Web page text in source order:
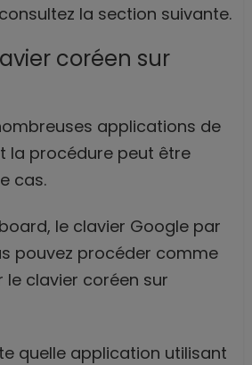
la section suivante.
coréen sur
applications de
la procédure peut être
cas.
le clavier Google par
pouvez procéder comme
clavier coréen sur
quelle application utilisant